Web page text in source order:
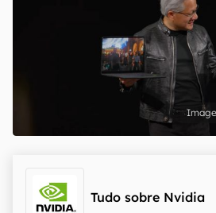
Tudo sobre Nvidia